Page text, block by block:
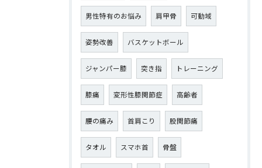
男性特有のお悩み 肩甲骨 可動域
姿勢改善 バスケットボール
ジャンパー膝 突き指 トレーニング
膝痛 変形性膝関節症 高齢者
腰の痛み 首肩こり 股関節痛
タオル スマホ首 骨盤